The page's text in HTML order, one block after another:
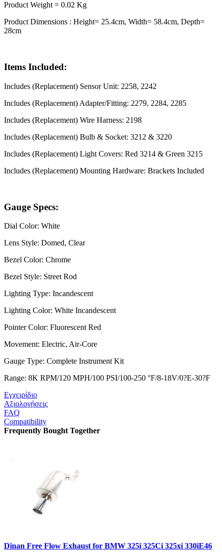
Product Weight = 0.02 Kg
Product Dimensions : Height= 25.4cm, Width= 58.4cm, Depth=
28cm
Items Included:
Includes (Replacement) Sensor Unit: 2258, 2242
Includes (Replacement) Adapter/Fitting: 2279, 2284, 2285
Includes (Replacement) Wire Harness: 2198
Includes (Replacement) Bulb & Socket: 3212 & 3220
Includes (Replacement) Light Covers: Red 3214 & Green 3215
Includes (Replacement) Mounting Hardware: Brackets Included
Gauge Specs:
Dial Color: White
Lens Style: Domed, Clear
Bezel Color: Chrome
Bezel Style: Street Rod
Lighting Type: Incandescent
Lighting Color: White Incandescent
Pointer Color: Fluorescent Red
Movement: Electric, Air-Core
Gauge Type: Complete Instrument Kit
Range: 8K RPM/120 MPH/100 PSI/100-250 °F/8-18V/0?E-30?F
Εγχειρίδιο
Αξιολογήσεις
FAQ
Compatibility
Frequently Bought Together
Dinan Free Flow Exhaust for BMW 325i 325Ci 325xi 330iE46